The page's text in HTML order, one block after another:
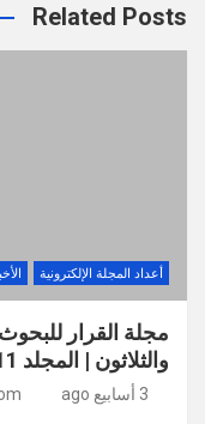
Related Posts
أعداد المجلة الإلكترونية
مجلة القرار
والثلاثون | المجلد 11 | تموز (يوليو) 2026 | صفر 1448
3 أسابيع ago